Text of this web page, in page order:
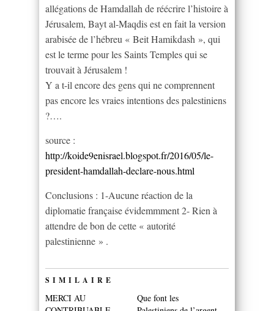
allégations de Hamdallah de réécrire l’histoire à
Jérusalem, Bayt al-Maqdis est en fait la version
arabisée de l’hébreu « Beit Hamikdash », qui
est le terme pour les Saints Temples qui se
trouvait à Jérusalem !
Y a t-il encore des gens qui ne comprennent
pas encore les vraies intentions des palestiniens
?….
source :
http://koide9enisrael.blogspot.fr/2016/05/le-
president-hamdallah-declare-nous.html
Conclusions : 1-Aucune réaction de la
diplomatie française évidemmment 2- Rien à
attendre de bon de cette « autorité
palestinienne » .
SIMILAIRE
MERCI AU
Que font les